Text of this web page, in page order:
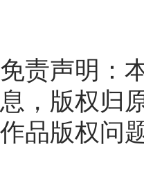
免责声明：
息，版权归
作品版权问